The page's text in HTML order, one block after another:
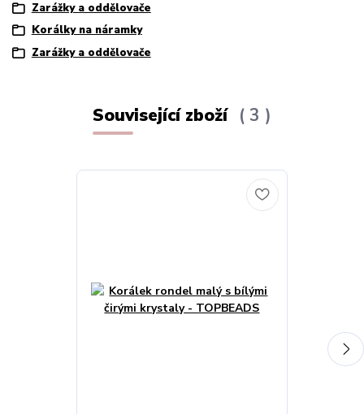
Zarážky a oddělovače
Korálky na náramky
Zarážky a oddělovače
Související zboží 3